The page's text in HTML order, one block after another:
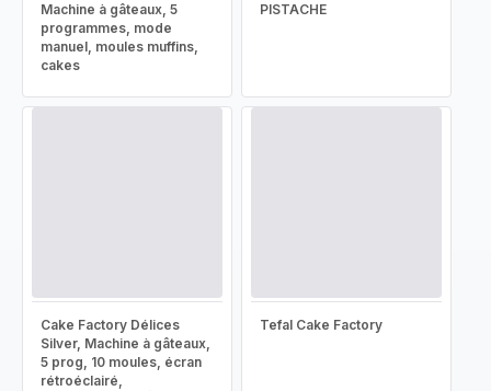
Machine à gâteaux, 5
programmes, mode
manuel, moules muffins,
cakes
PISTACHE
Cake Factory Délices
Silver, Machine à gâteaux,
5 prog, 10 moules, écran
rétroéclairé,
Tefal Cake Factory